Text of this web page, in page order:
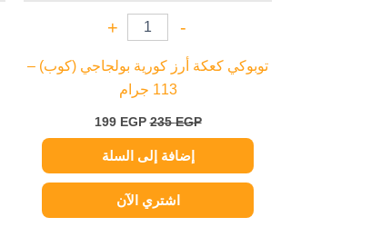
-
+
توبوكي كعكة أرز كورية بولجاجي (كوب) –
113 جرام
235EGP
199 EGP
إضافة إلى السلة
اشتري الآن